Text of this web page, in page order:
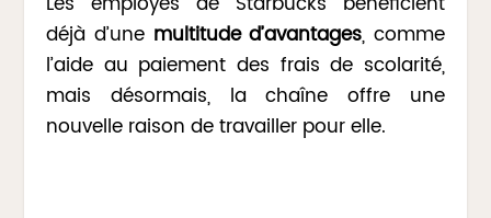
déjà d’une multitude d’avantages, comme
l’aide au paiement des frais de scolarité,
mais désormais, la chaîne offre une
nouvelle raison de travailler pour elle.